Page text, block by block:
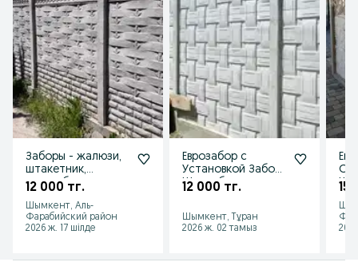
Заборы - жалюзи,
штакетник,
еврозабор,
еврожалюзи
12 000 тг.
Шымкент, Аль-
Фарабийский район
2026 ж. 17 шілде
Еврозабор с
Установкой Забор
Шлакоблок
12 000 тг.
Шымкент, Тұран
2026 ж. 02 тамыз
15